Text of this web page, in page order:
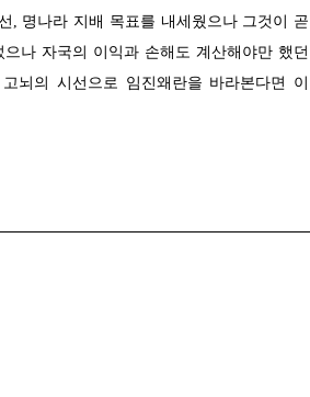
, 명나라 지배 목표를 내세웠으나 그것이 곧
나 자국의 이익과 손해도 계산해야만 했던
뇌의 시선으로 임진왜란을 바라본다면 이